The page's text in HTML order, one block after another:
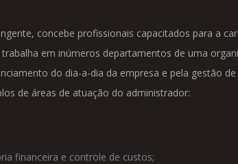
concebe profissionais capacitados para a
em inúmeros departamentos de uma
do dia-a-dia da empresa e pela gestão
de áreas de atuação do administrador:
financeira e controle de custos;